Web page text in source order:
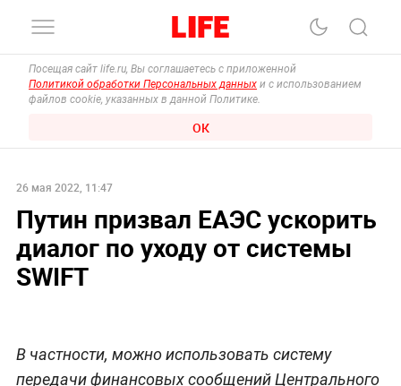
Посещая сайт life.ru, Вы соглашаетесь с приложенной
Политикой обработки Персональных данных и с использованием
файлов cookie, указанных в данной Политике.
ОК
26 мая 2022, 11:47
Путин призвал ЕАЭС ускорить
диалог по уходу от системы
SWIFT
В частности, можно использовать систему
передачи финансовых сообщений Центрального